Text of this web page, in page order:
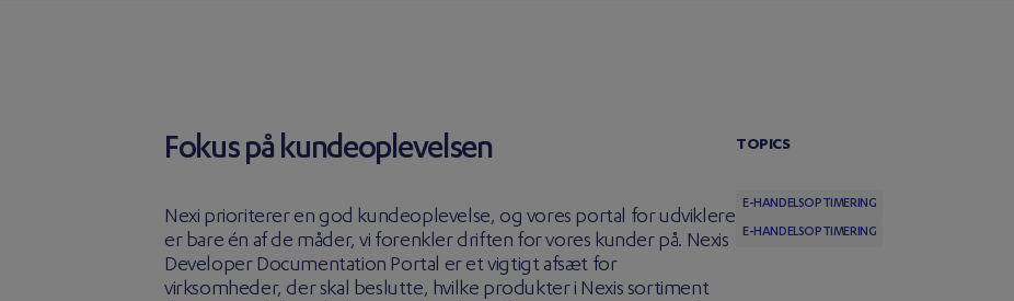
Fokus på kundeoplevelsen
Nexi prioriterer en god kundeoplevelse, og vores portal for udviklere
er bare én af de måder, vi forenkler driften for vores kunder på. Nexis
Developer Documentation Portal er et vigtigt afsæt for
virksomheder, der skal beslutte, hvilke produkter i Nexis sortiment
TOPICS
E-HANDELSOPTIMERING
E-HANDELSOPTIMERING